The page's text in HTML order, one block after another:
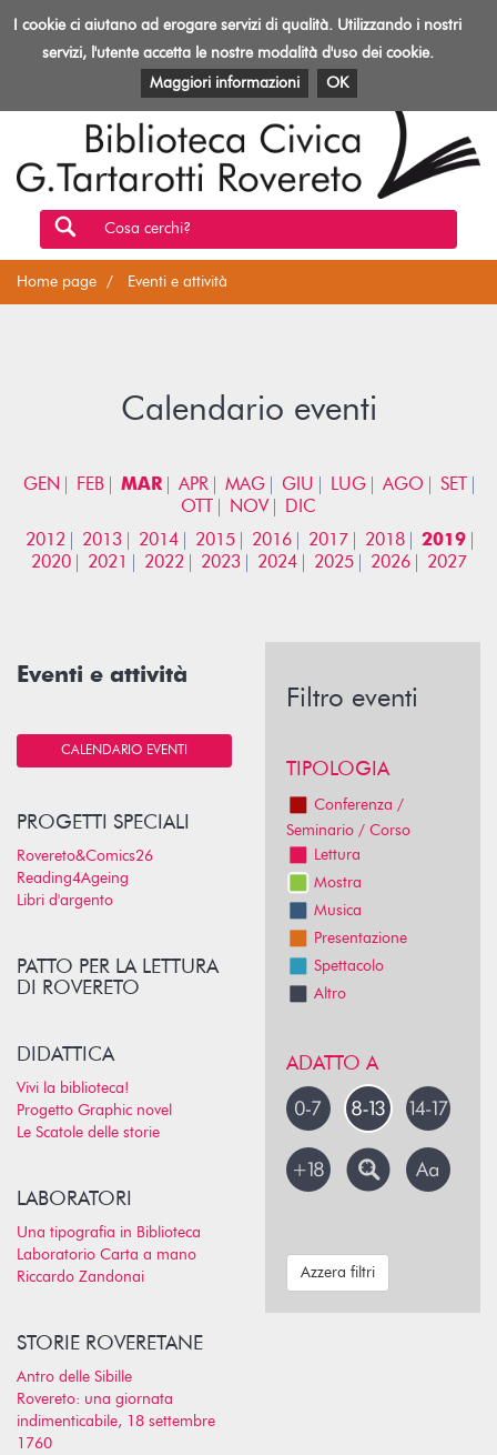
Toggle
Biblioteca
Rovereto
EVENTI E ATTIVITÀ PATRIMONIO E RISORSE
Cosa cerchi?
Home page Eventi e attività
Calendario eventi
GEN FEB MAR APR MAG GIU LUG AGO
SET
OTT
NOV
DIC
2012
2013 2014 2015 2016 2017 2018
2019
2020
2021 2022 2023 2024 2025 2026 2027
Eventi e attività
CALENDARIO EVENTI
PROGETTI SPECIALI
Rovereto&Comics26
Reading4Ageing
Libri d'argento
PATTO PER LA LETTURA
DI ROVERETO
DIDATTICA
Vivi la biblioteca!
Progetto Graphic novel
Le Scatole delle storie
LABORATORI
Una tipografia in Biblioteca
Laboratorio Carta a mano
Riccardo Zandonai
STORIE ROVERETANE
Antro delle Sibille
Rovereto: una giornata
indimenticabile, 18 settembre
1760
Filtro eventi
TIPOLOGIA
Conferenza /
Seminario / Corso
Lettura
Mostra
Musica
Presentazione
Spettacolo
Altro
ADATTO A
Azzera filtri
I cookie ci aiutano ad erogare servizi di qualità. Utilizzando i nostri
servizi, l'utente accetta le nostre modalità d'uso dei cookie.
Maggiori informazioni
OK